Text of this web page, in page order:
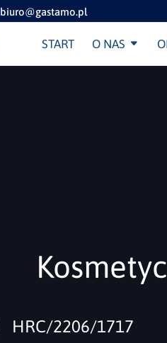
biuro@gastamo.pl
START O NAS
HRC/2206/1717